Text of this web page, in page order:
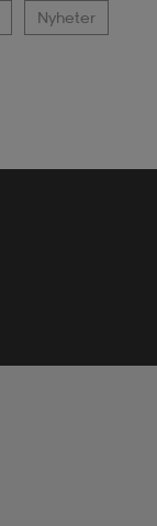
Nyheter